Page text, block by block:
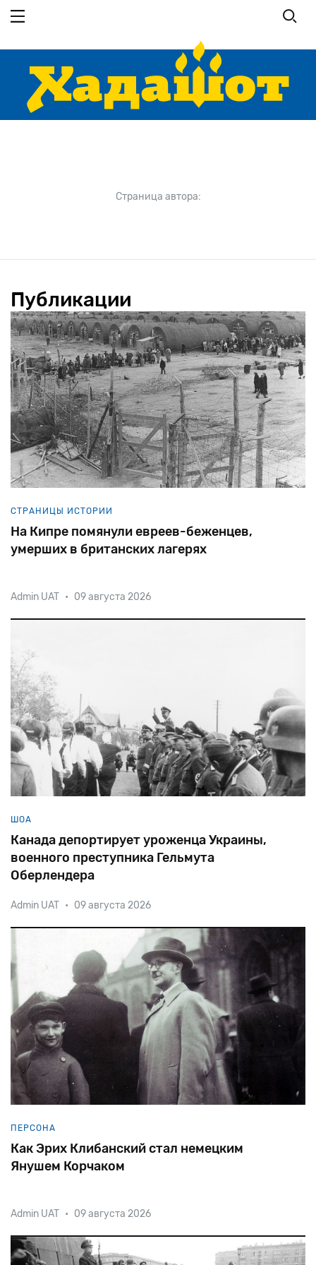
основному
Страница автора:
Публикации
СТРАНИЦЫ ИСТОРИИ
На Кипре помянули евреев-беженцев,
умерших в британских лагерях
Более 50 000 евреев прошли
январь 1949 года через 12 британских лагерей на
для содержания
Admin UAT • 09 августа 2026
ШОА
Канада депортирует уроженца Украины,
военного преступника Гельмута
Оберлендера
Будущий член айнзацкоманды Оберлендер родился
15 февраля 1924 года в селе Молочанск
Запорожской области в семье немецкого
происхождения. Собственно, Молочанском
основанное немецкими
колонистами-меннонитами поселе
Admin UAT • 09 августа 2026
ПЕРСОНА
Как Эрих Клибанский стал немецким
Янушем Корчаком
Почти 30 лет назад немецкий художник Гюнтер
Демниг инициировал проект Stolpersteine, или
«Камни Преткновения». Это куб со стороной 10 см,
Admin UAT • 09 августа 2026